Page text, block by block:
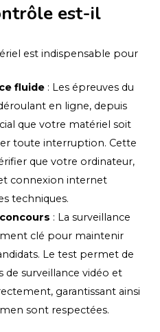
est-il
est indispensable pour
fluide : Les épreuves du
en ligne, depuis
que votre matériel soit
toute interruption. Cette
que votre ordinateur,
connexion internet
techniques.
: La surveillance
clé pour maintenir
Le test permet de
de surveillance vidéo et
garantissant ainsi
sont respectées.